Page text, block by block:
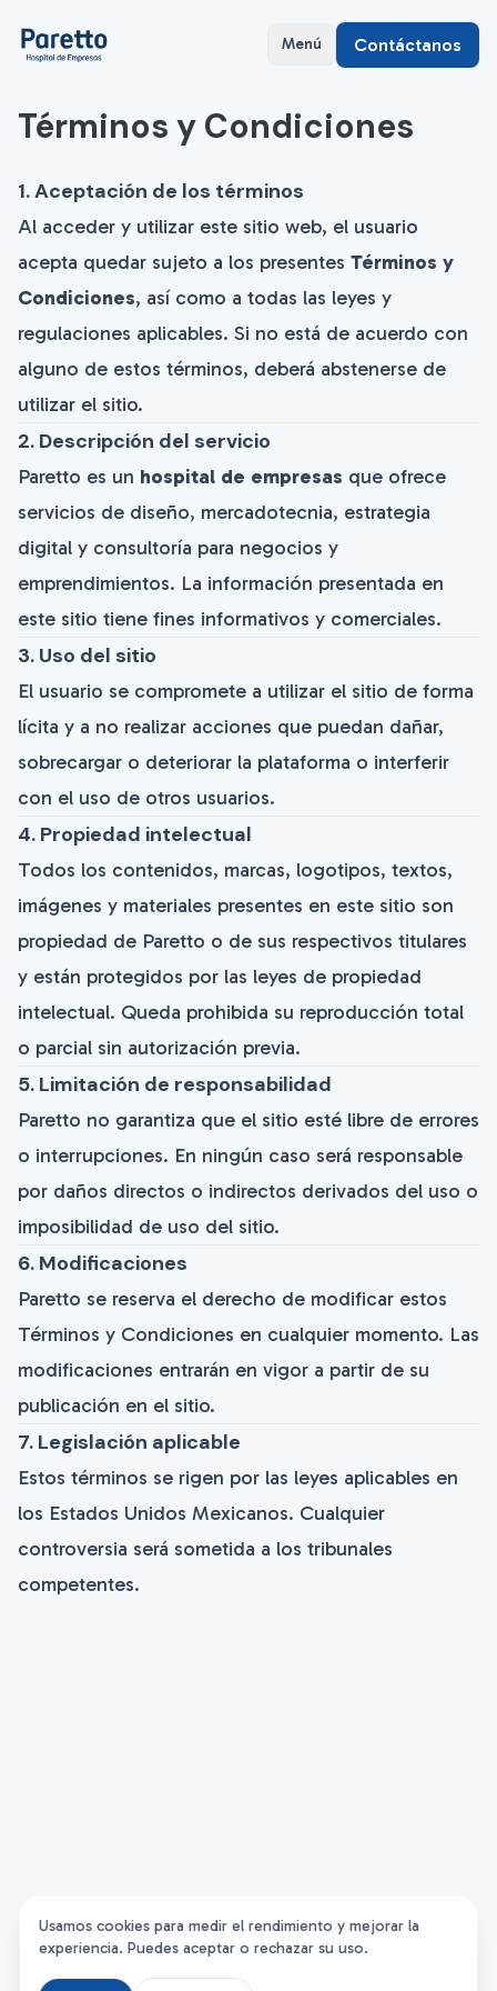
Menú Contáctanos
Términos y Condiciones
1. Aceptación de los términos
Al acceder y utilizar este sitio web, el usuario
acepta quedar sujeto a los presentes Términos y
Condiciones, así como a todas las leyes y
regulaciones aplicables. Si no está de acuerdo con
alguno de estos términos, deberá abstenerse de
utilizar el sitio.
2. Descripción del servicio
Paretto es un hospital de empresas que ofrece
servicios de diseño, mercadotecnia, estrategia
digital y consultoría para negocios y
emprendimientos. La información presentada en
este sitio tiene fines informativos y comerciales.
3. Uso del sitio
El usuario se compromete a utilizar el sitio de forma
lícita y a no realizar acciones que puedan dañar,
sobrecargar o deteriorar la plataforma o interferir
con el uso de otros usuarios.
4. Propiedad intelectual
Todos los contenidos, marcas, logotipos, textos,
imágenes y materiales presentes en este sitio son
propiedad de Paretto o de sus respectivos titulares
y están protegidos por las leyes de propiedad
intelectual. Queda prohibida su reproducción total
o parcial sin autorización previa.
5. Limitación de responsabilidad
Paretto no garantiza que el sitio esté libre de errores
o interrupciones. En ningún caso será responsable
por daños directos o indirectos derivados del uso o
imposibilidad de uso del sitio.
6. Modificaciones
Paretto se reserva el derecho de modificar estos
Términos y Condiciones en cualquier momento. Las
modificaciones entrarán en vigor a partir de su
publicación en el sitio.
7. Legislación aplicable
Estos términos se rigen por las leyes aplicables en
los Estados Unidos Mexicanos. Cualquier
controversia será sometida a los tribunales
competentes.
Usamos cookies para medir el rendimiento y mejorar la
experiencia. Puedes aceptar o rechazar su uso.